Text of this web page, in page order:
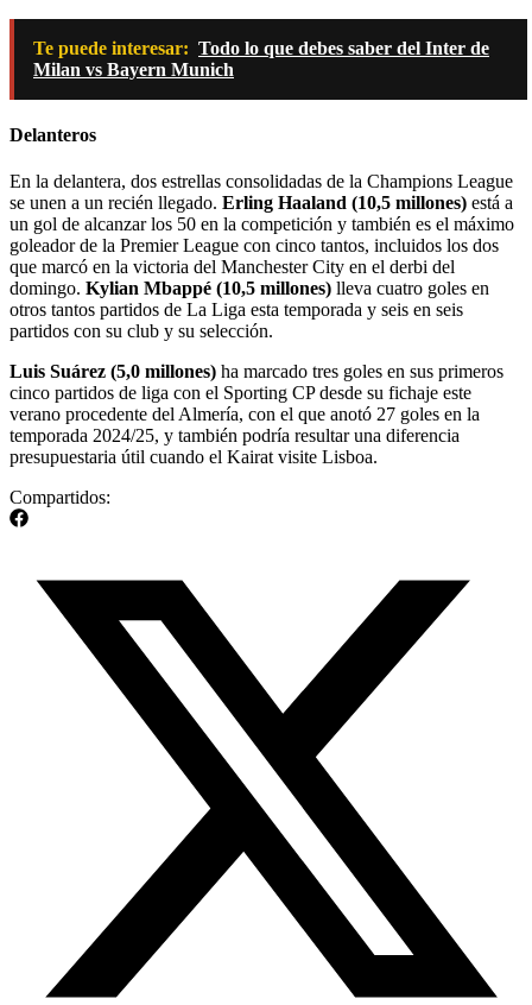
Te puede interesar: Todo lo que debes saber del Inter de
Milan vs Bayern Munich
Delanteros
En la delantera, dos estrellas consolidadas de la Champions League
se unen a un recién llegado. Erling Haaland (10,5 millones) está a
un gol de alcanzar los 50 en la competición y también es el máximo
goleador de la Premier League con cinco tantos, incluidos los dos
que marcó en la victoria del Manchester City en el derbi del
domingo. Kylian Mbappé (10,5 millones) lleva cuatro goles en
otros tantos partidos de La Liga esta temporada y seis en seis
partidos con su club y su selección.
Luis Suárez (5,0 millones) ha marcado tres goles en sus primeros
cinco partidos de liga con el Sporting CP desde su fichaje este
verano procedente del Almería, con el que anotó 27 goles en la
temporada 2024/25, y también podría resultar una diferencia
presupuestaria útil cuando el Kairat visite Lisboa.
Compartidos: